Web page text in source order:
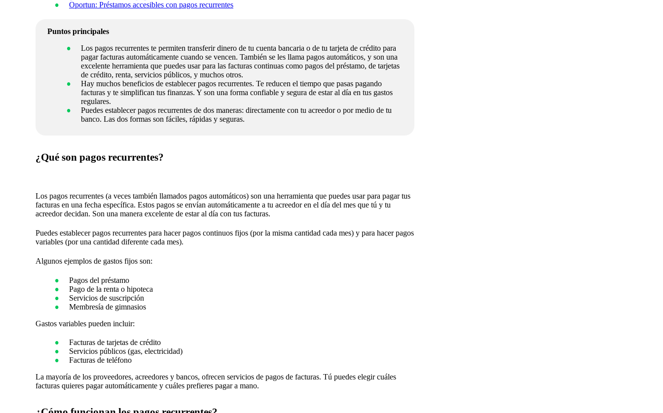
Oportun: Préstamos accesibles con pagos recurrentes
Puntos principales
Los pagos recurrentes te permiten transferir dinero de tu cuenta bancaria o de tu tarjeta de crédito para
pagar facturas automáticamente cuando se vencen. También se les llama pagos automáticos, y son una
excelente herramienta que puedes usar para las facturas continuas como pagos del préstamo, de tarjetas
de crédito, renta, servicios públicos, y muchos otros.
Hay muchos beneficios de establecer pagos recurrentes. Te reducen el tiempo que pasas pagando
facturas y te simplifican tus finanzas. Y son una forma confiable y segura de estar al día en tus gastos
regulares.
Puedes establecer pagos recurrentes de dos maneras: directamente con tu acreedor o por medio de tu
banco. Las dos formas son fáciles, rápidas y seguras.
¿Qué son pagos recurrentes?
Los pagos recurrentes (a veces también llamados pagos automáticos) son una herramienta que puedes usar para pagar tus
facturas en una fecha específica. Estos pagos se envían automáticamente a tu acreedor en el día del mes que tú y tu
acreedor decidan. Son una manera excelente de estar al día con tus facturas.
Puedes establecer pagos recurrentes para hacer pagos continuos fijos (por la misma cantidad cada mes) y para hacer pagos
variables (por una cantidad diferente cada mes).
Algunos ejemplos de gastos fijos son:
Pagos del préstamo
Pago de la renta o hipoteca
Servicios de suscripción
Membresía de gimnasios
Gastos variables pueden incluir:
Facturas de tarjetas de crédito
Servicios públicos (gas, electricidad)
Facturas de teléfono
La mayoría de los proveedores, acreedores y bancos, ofrecen servicios de pagos de facturas. Tú puedes elegir cuáles
facturas quieres pagar automáticamente y cuáles prefieres pagar a mano.